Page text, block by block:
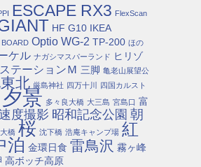
ESCAPE RX3 FlexScan
HF G10 IKEA
BOARD Optio WG-2 TP-200 ほの
ケル ナガシマスパーランド ヒリゾ
テーションＭ 三脚 亀老山展望公
北 厳島神社 四万十川
四国カルスト
夕景 多々良大橋 大三島 宮島口 富
度撮影 昭和記念公園 朝
橋 桜 沈下橋 浩庵キャンプ場 紅
泊 金環日食 雷鳥沢 霧ヶ峰
高ボッチ高原